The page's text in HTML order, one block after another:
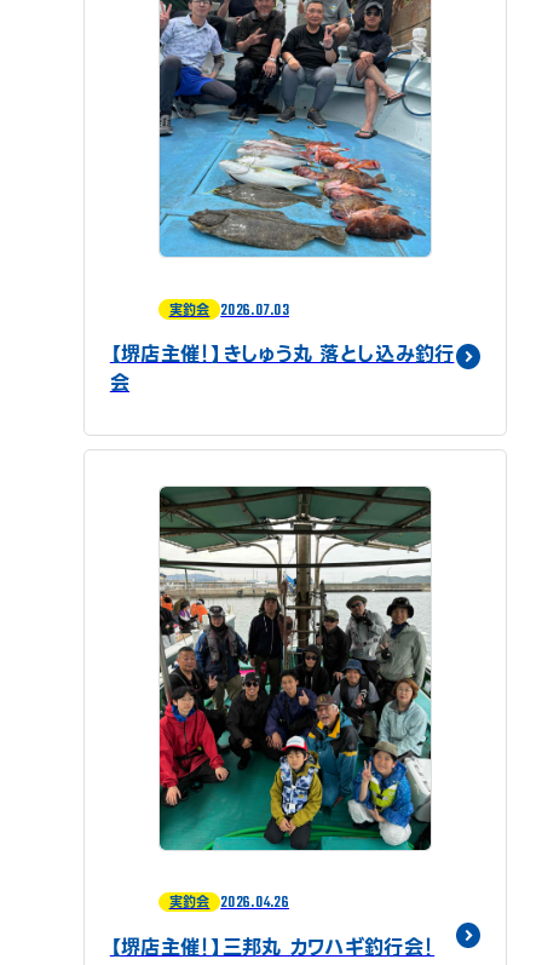
実釣会 2026.07.03
【堺店主催！】きしゅう丸 落とし込み釣行
会
実釣会 2026.04.26
【堺店主催！】三邦丸 カワハギ釣行会！